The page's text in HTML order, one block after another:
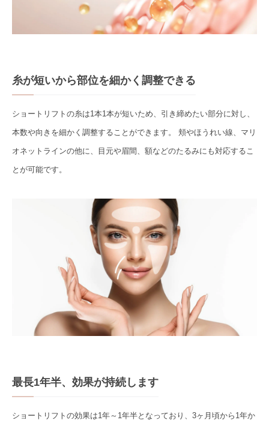
糸が短いから部位を細かく調整できる
ショートリフトの糸は1本1本が短いため、引き締めたい部分に対し、
本数や向きを細かく調整することができます。 頬やほうれい線、マリ
オネットラインの他に、目元や眉間、額などのたるみにも対応するこ
とが可能です。
最長1年半、効果が持続します
ショートリフトの効果は1年～1年半となっており、3ヶ月頃から1年か